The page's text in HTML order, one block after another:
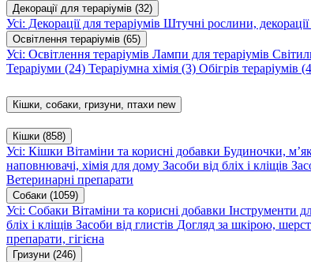
Декорації для тераріумів (32)
Усі: Декорації для тераріумів Штучні рослини, декорації
Освітлення тераріумів (65)
Усі: Освітлення тераріумів Лампи для тераріумів
Тераріуми (24) Тераріумна хімія (3) Обігрів тераріумів
Кішки, собаки, гризуни, птахи new
Кішки (858)
Усі: Кішки Вітаміни та корисні добавки Будиночки,
наповнювачі, хімія для дому Засоби від бліх і кліщів
Ветеринарні препарати
Собаки (1059)
Усі: Собаки Вітаміни та корисні добавки Інструменти
бліх і кліщів Засоби від глистів Догляд за шкірою,
препарати, гігієна
Гризуни (246)